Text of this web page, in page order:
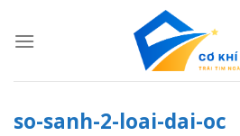
so-sanh-2-loai-dai-oc